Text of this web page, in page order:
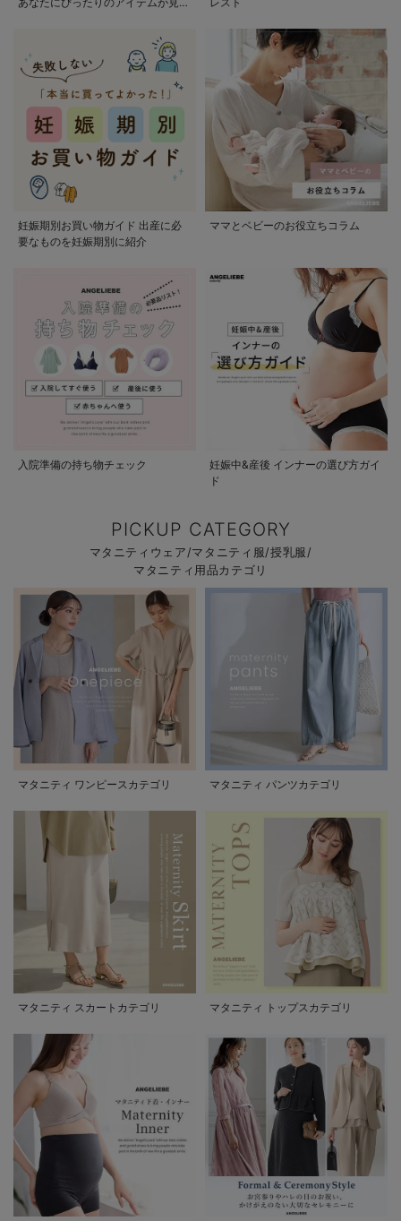
妊娠期別お買い物ガイド 出産に必
要なものを妊娠期別に紹介
ママとベビーのお役立ちコラム
入院準備の持ち物チェック
妊娠中&産後 インナーの選び方ガイ
ド
PICKUP CATEGORY
マタニティウェア/マタニティ服/授乳服/
マタニティ用品カテゴリ
マタニティ ワンピースカテゴリ マタニティ パンツカテゴリ
マタニティ スカートカテゴリ マタニティ トップスカテゴリ